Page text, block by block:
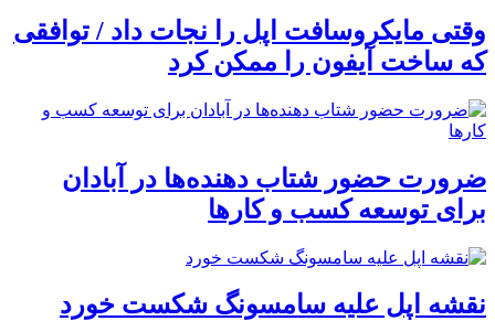
وقتی مایکروسافت اپل را نجات داد / توافقی
که ساخت آیفون را ممکن کرد
ضرورت حضور شتاب ‌دهنده‌ها در آبادان
برای توسعه کسب‌ و کارها
نقشه اپل علیه سامسونگ شکست خورد